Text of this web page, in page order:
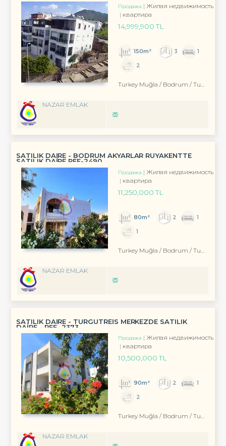
Продажа
Жилая недвижимость
квартира
14,999,900 TL
150m² 3
1
2
Turkey Muğla / Bodrum / Turgutreis
NAZAR EMLAK
SATILIK DAİRE - BODRUM AKYARLAR RÜYAKENTTE
SATILIK DAİRE REF-2490
Продажа
Жилая недвижимость
квартира
11,250,000 TL
80m² 2
1
1
Turkey Muğla / Bodrum / Turgutreis
NAZAR EMLAK
SATILIK DAİRE - TURGUTREİS MERKEZDE SATILIK
DAİRE - REF- 2373
Продажа
Жилая недвижимость
квартира
10,500,000 TL
90m² 2
1
2
Turkey Muğla / Bodrum / Turgutreis
NAZAR EMLAK